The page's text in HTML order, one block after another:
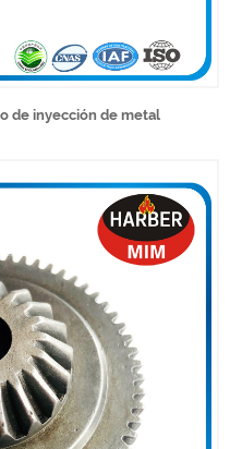
de inyección de metal